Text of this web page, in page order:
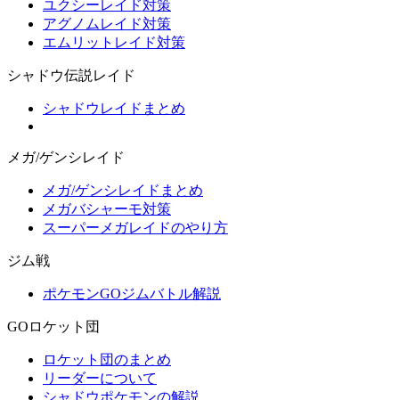
ユクシーレイド対策
アグノムレイド対策
エムリットレイド対策
シャドウ伝説レイド
シャドウレイドまとめ
メガ/ゲンシレイド
メガ/ゲンシレイドまとめ
メガバシャーモ対策
スーパーメガレイドのやり方
ジム戦
ポケモンGOジムバトル解説
GOロケット団
ロケット団のまとめ
リーダーについて
シャドウポケモンの解説